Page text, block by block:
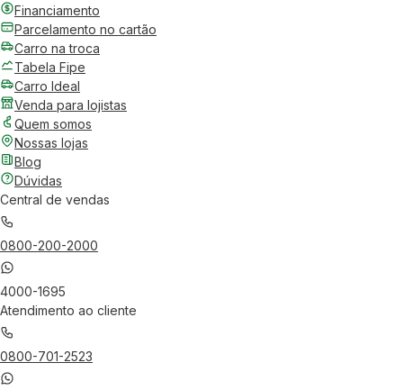
Financiamento
Parcelamento no cartão
Carro na troca
Tabela Fipe
Carro Ideal
Venda para lojistas
Quem somos
Nossas lojas
Blog
Dúvidas
Central de vendas
0800-200-2000
4000-1695
Atendimento ao cliente
0800-701-2523